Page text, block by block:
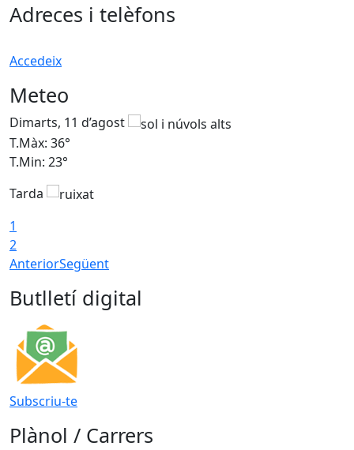
Adreces i telèfons
Accedeix
Meteo
Dimarts, 11 d’agost
T.Màx: 36°
T.Min: 23°
Tarda
1
2
AnteriorSegüent
Butlletí digital
Subscriu-te
Plànol / Carrers